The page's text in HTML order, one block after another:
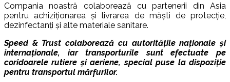
Compania noastră colaborează cu partenerii din Asia
pentru achiziționarea și livrarea de măști de protecție,
dezinfectanți și alte materiale sanitare.
Speed & Trust colaborează cu autoritățile naționale și
internaționale, iar transporturile sunt efectuate pe
coridoarele rutiere și aeriene, special puse la dispoziție
pentru transportul mărfurilor.